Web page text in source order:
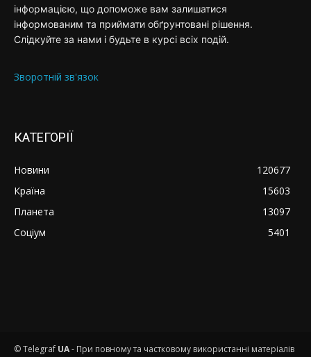
інформацією, що допоможе вам залишатися
інформованим та приймати обґрунтовані рішення.
Слідкуйте за нами і будьте в курсі всіх подій.
Зворотній зв'язок
КАТЕГОРІЇ
Новини
120677
Країна
15603
Планета
13097
Соціум
5401
© Telegraf UA- При повному та частковому використанні матеріалів